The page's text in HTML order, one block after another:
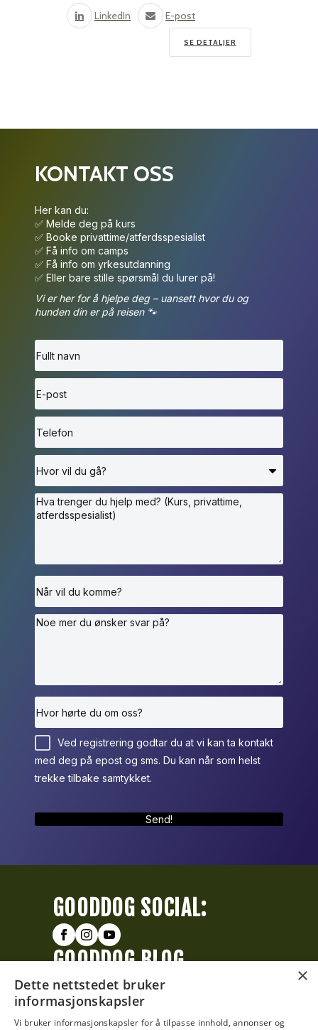
LinkedIn E-post
SE DETALJER
KONTAKT OSS
Her kan du:
✅ Melde deg på kurs
✅ Booke privattime/atferdsspesialist
✅ Få info om camps
✅ Få info om yrkesutdanning
✅ Eller bare stille spørsmål du lurer på!
Vi er her for å hjelpe deg – uansett hvor du og
hunden din er på reisen 🐾
Ved registrering godtar du at vi kan ta kontakt
med deg på epost og sms. Du kan når som helst
trekke tilbake samtykket.
Send!
GOODDOG SOCIAL:
GOODDOG BLOG
Tre perspektiver på hvordan
hunden din lærer
*
Påmelding og forsikring*
Påmeldingen er bindende. Vi anbefaler at du har
reiseforsikring som dekker evt. sykdom eller
eventuelle skader på deg eller hunden din dekkes av
din private forsikring.
GDPR Agreement
Ved registrering godtar du at vi kan ta kontakt med
deg på epost. Du kan når som helst trekke tilbake
samtykket.
Send
×
Dette nettstedet bruker
informasjonskapsler
Vi bruker informasjonskapsler for å tilpasse innhold, annonser og